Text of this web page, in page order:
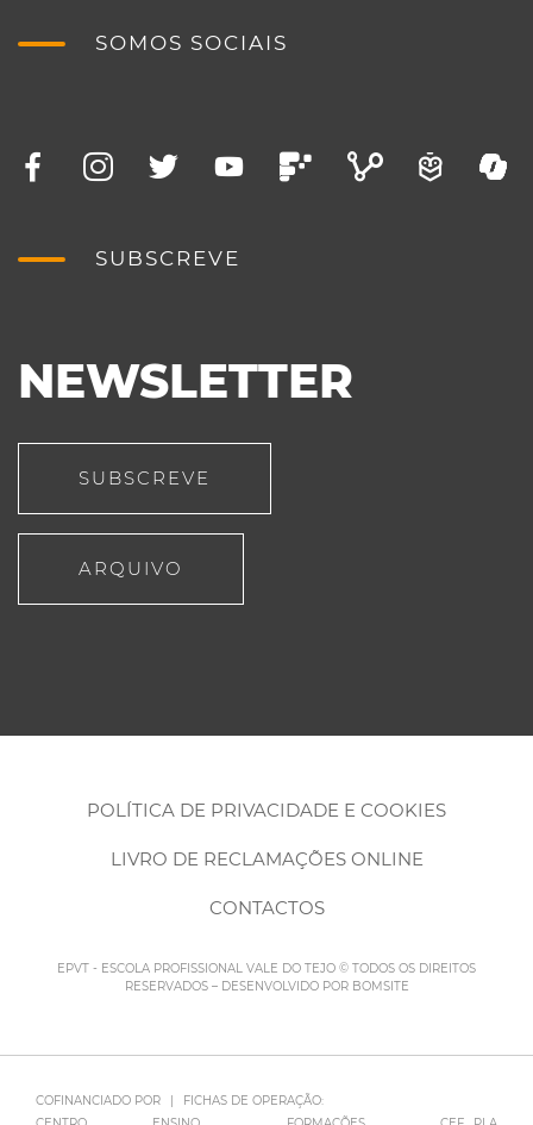
SOMOS SOCIAIS
SUBSCREVE
NEWSLETTER
SUBSCREVE
ARQUIVO
POLÍTICA DE PRIVACIDADE E COOKIES
LIVRO DE RECLAMAÇÕES ONLINE
CONTACTOS
EPVT - ESCOLA PROFISSIONAL VALE DO TEJO © TODOS OS DIREITOS
RESERVADOS – DESENVOLVIDO POR BOMSITE
COFINANCIADO POR |
FICHAS DE OPERAÇÃO: